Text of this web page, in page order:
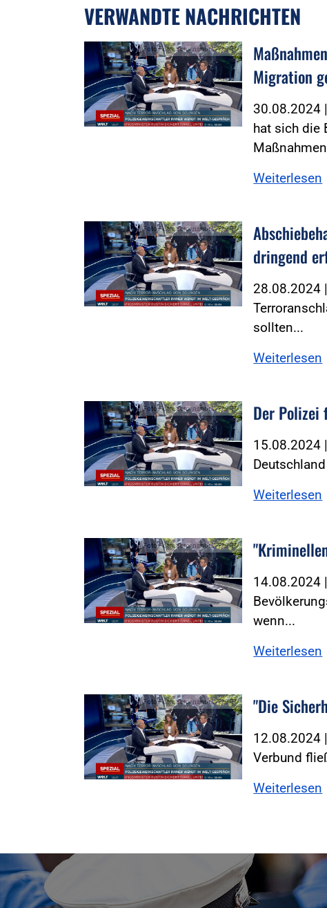
VERWANDTE NACHRICHTEN
Foto:Foto: Screenshot WELT TV
Migration
30.08.2024
hat sich die
Weiterlesen
Foto:Foto: Screenshot WELT TV
dringend
28.08.2024
sollten...
Weiterlesen
Foto:Foto: Screenshot WELT TV Der
15.08.2024
Weiterlesen
Foto:Foto: Screenshot WELT TV
14.08.2024
wenn...
Weiterlesen
Foto:Foto: Screenshot WELT TV "Die
12.08.2024
Verbund
Weiterlesen